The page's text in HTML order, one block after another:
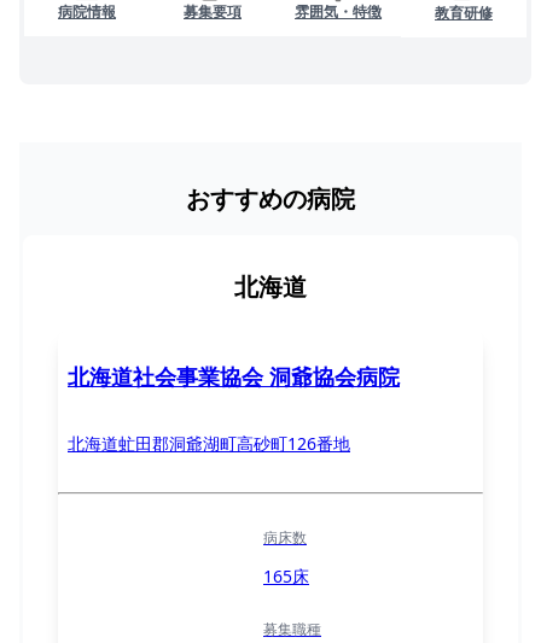
病院情報 募集要項 雰囲気・特徴 教育研修
おすすめの病院
北海道
北海道社会事業協会 洞爺協会病院
北海道虻田郡洞爺湖町高砂町126番地
病床数
165床
募集職種